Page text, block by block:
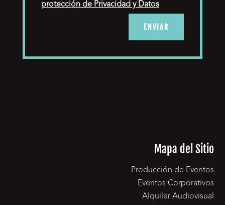
protección de Privacidad y Datos
ENVIAR
Mapa del Sitio
Producción de Eventos
Eventos Corporativos
Alquiler Audiovisual